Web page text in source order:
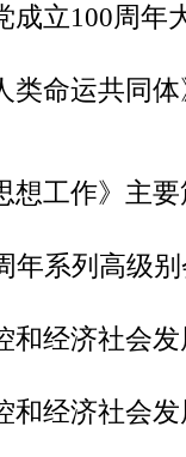
成立100周年
类命运共同
想工作》主
年系列高级
和经济社会
和经济社会